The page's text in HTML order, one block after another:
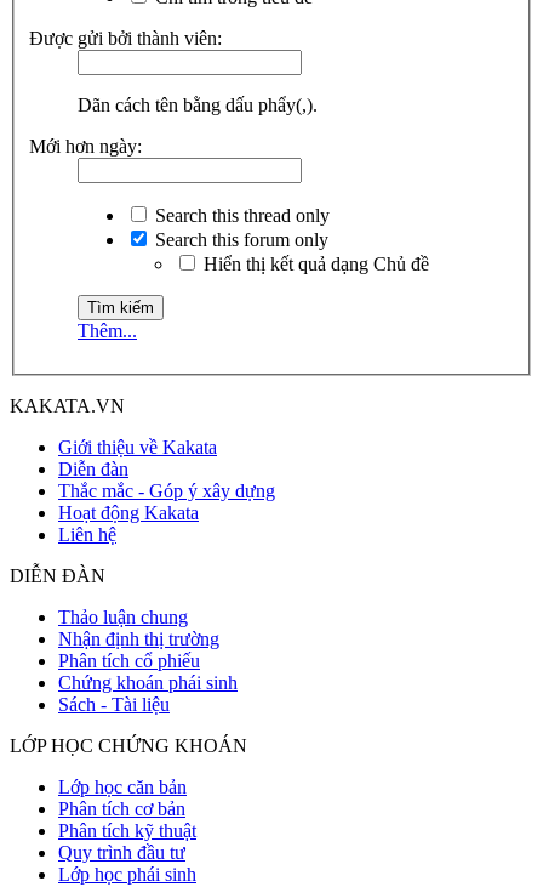
Được gửi bởi thành viên:
Dãn cách tên bằng dấu phẩy(,).
Mới hơn ngày:
Search this thread only
Search this forum only
Hiển thị kết quả dạng Chủ đề
Thêm...
KAKATA.VN
Giới thiệu về Kakata
Diễn đàn
Thắc mắc - Góp ý xây dựng
Hoạt động Kakata
Liên hệ
DIỄN ĐÀN
Thảo luận chung
Nhận định thị trường
Phân tích cổ phiếu
Chứng khoán phái sinh
Sách - Tài liệu
LỚP HỌC CHỨNG KHOÁN
Lớp học căn bản
Phân tích cơ bản
Phân tích kỹ thuật
Quy trình đầu tư
Lớp học phái sinh